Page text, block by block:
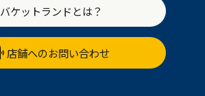
バケットランドとは？
店舗へのお問い合わせ